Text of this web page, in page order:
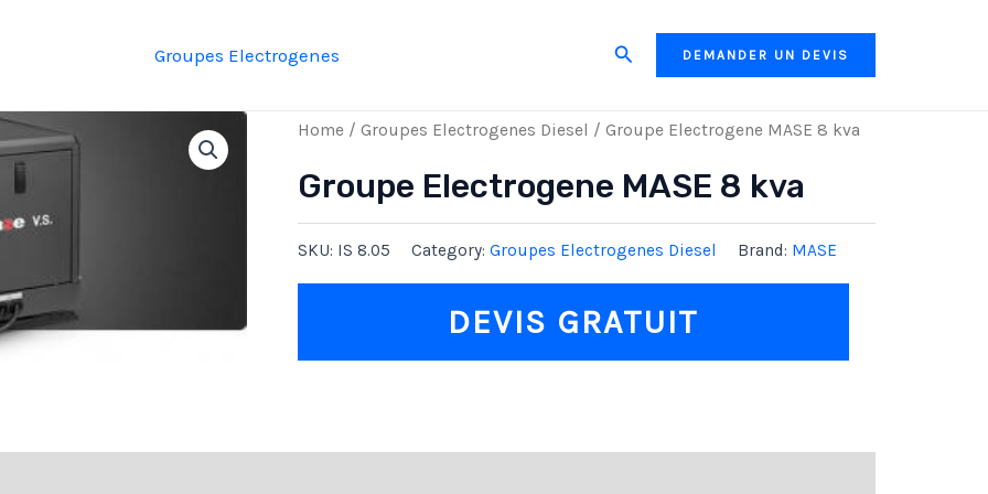
Groupes Electrogenes Search DEMANDER UN DEVIS
Home / Groupes Electrogenes Diesel / Groupe Electrogene MASE 8 kva
Groupe Electrogene MASE 8 kva
SKU: IS 8.05 Category: Groupes Electrogenes Diesel Brand: MASE
DEVIS GRATUIT